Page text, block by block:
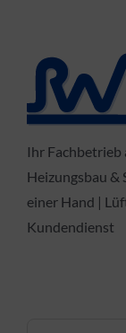
Ihr Fachbetrieb
Heizungsbau &
einer Hand |
Kundendienst